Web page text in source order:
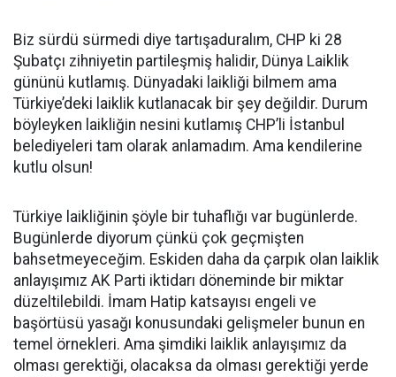
Biz sürdü sürmedi diye tartışaduralım, CHP ki 28
Şubatçı zihniyetin partileşmiş halidir, Dünya Laiklik
gününü kutlamış. Dünyadaki laikliği bilmem ama
Türkiye’deki laiklik kutlanacak bir şey değildir. Durum
böyleyken laikliğin nesini kutlamış CHP’li İstanbul
belediyeleri tam olarak anlamadım. Ama kendilerine
kutlu olsun!
Türkiye laikliğinin şöyle bir tuhaflığı var bugünlerde.
Bugünlerde diyorum çünkü çok geçmişten
bahsetmeyeceğim. Eskiden daha da çarpık olan laiklik
anlayışımız AK Parti iktidarı döneminde bir miktar
düzeltilebildi. İmam Hatip katsayısı engeli ve
başörtüsü yasağı konusundaki gelişmeler bunun en
temel örnekleri. Ama şimdiki laiklik anlayışımız da
olması gerektiği, olacaksa da olması gerektiği yerde